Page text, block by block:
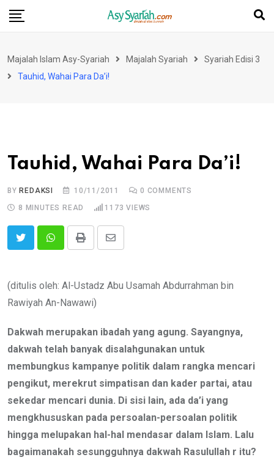
Skip
Majalah Islam Asy-Syariah Majalah Syariah
Syariah Edisi 3
Tauhid, Wahai Para Da’i!
Tauhid, Wahai Para Da’i!
BYREDAKSI 10/11/2011 0 COMMENTS
8 MINUTES READ
1173 VIEWS
Print
Share
Email
(ditulis oleh: Al-Ustadz Abu Usamah Abdurrahman bin
Rawiyah An-Nawawi)
Dakwah merupakan ibadah yang agung. Sayangnya,
dakwah telah banyak disalahgunakan untuk
membungkus kampanye politik dalam rangka mencari
pengikut, merekrut simpatisan dan kader partai, atau
sekedar mencari dunia. Di sisi lain, ada da’i yang
mengkhususkan pada persoalan-persoalan politik
hingga melupakan hal-hal mendasar dalam Islam. Lalu
bagaimanakah sesungguhnya dakwah Rasulullah r itu?